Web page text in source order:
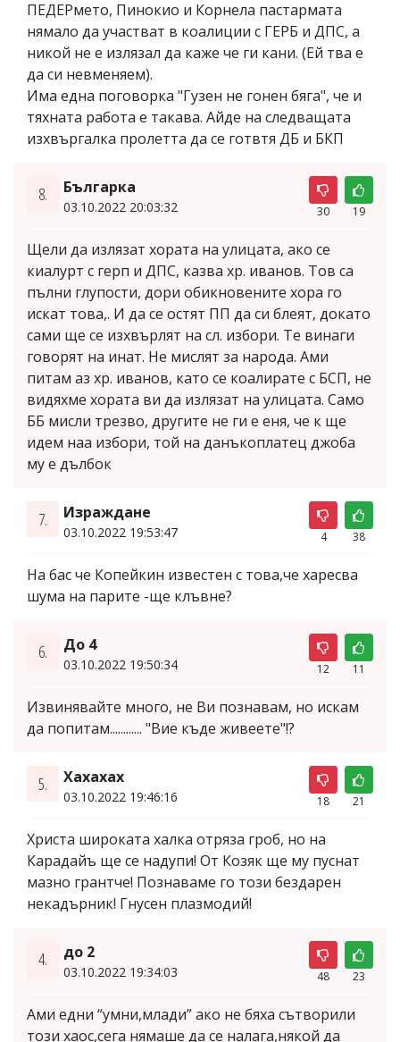
ПЕДЕРмето, Пинокио и Корнела пастармата
нямало да участват в коалиции с ГЕРБ и ДПС, а
никой не е излязал да каже че ги кани. (Ей тва е
да си невменяем).
Има една поговорка "Гузен не гонен бяга", че и
тяхната работа е такава. Айде на следващата
изхвъргалка пролетта да се готвтя ДБ и БКП
8. Българка
03.10.2022 20:03:32 30 19
Щели да излязат хората на улицата, ако се
киалурт с герп и ДПС, казва хр. иванов. Тов са
пълни глупости, дори обикновените хора го
искат това,. И да се остят ПП да си блеят, докато
сами ще се изхвърлят на сл. избори. Те винаги
говорят на инат. Не мислят за народа. Ами
питам аз хр. иванов, като се коалирате с БСП, не
видяхме хората ви да излязат на улицата. Само
ББ мисли трезво, другите не ги е еня, че к ще
идем наа избори, той на данъкоплатец джоба
му е дълбок
7. Израждане
03.10.2022 19:53:47 4 38
На бас че Копейкин известен с това,че харесва
шума на парите -ще клъвне?
6. До 4
03.10.2022 19:50:34 12 11
Извинявайте много, не Ви познавам, но искам
да попитам............ "Вие къде живеете"!?
5. Хахахах
03.10.2022 19:46:16 18 21
Христа широката халка отряза гроб, но на
Карадайъ ще се надупи! От Козяк ще му пуснат
мазно грантче! Познаваме го този бездарен
некадърник! Гнусен плазмодий!
4. до 2
03.10.2022 19:34:03 48 23
Ами едни “умни,млади” ако не бяха сътворили
този хаос,сега нямаше да се налага,някой да